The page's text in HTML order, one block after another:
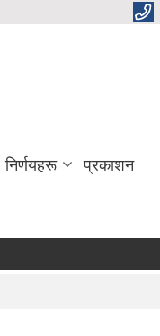
निर्णयहरू प्रकाशन